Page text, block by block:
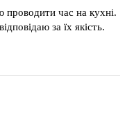
час на кухні.
за їх якість.